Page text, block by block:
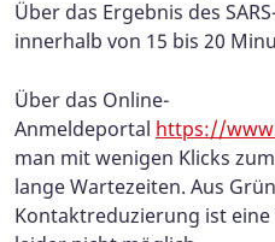
Über das Ergebnis des
innerhalb von 15 bis 20
Über das Online-
Anmeldeportal https://
man mit wenigen Klicks
lange Wartezeiten. Aus
Kontaktreduzierung ist